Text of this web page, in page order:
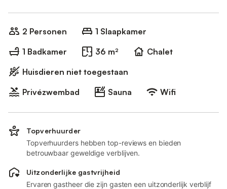
2 Personen
1 Slaapkamer
1 Badkamer
36 m²
Chalet
Huisdieren niet toegestaan
Privézwembad
Sauna Wifi
Topverhuurder
Topverhuurders hebben top-reviews en bieden
betrouwbaar geweldige verblijven.
Uitzonderlijke gastvrijheid
Ervaren gastheer die zijn gasten een uitzonderlijk verblijf